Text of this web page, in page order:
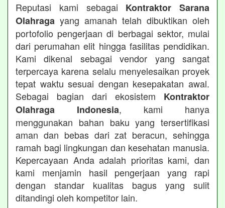
Reputasi kami sebagai Kontraktor Sarana
Olahraga yang amanah telah dibuktikan oleh
portofolio pengerjaan di berbagai sektor, mulai
dari perumahan elit hingga fasilitas pendidikan.
Kami dikenal sebagai vendor yang sangat
terpercaya karena selalu menyelesaikan proyek
tepat waktu sesuai dengan kesepakatan awal.
Sebagai bagian dari ekosistem Kontraktor
Olahraga Indonesia, kami hanya
menggunakan bahan baku yang tersertifikasi
aman dan bebas dari zat beracun, sehingga
ramah bagi lingkungan dan kesehatan manusia.
Kepercayaan Anda adalah prioritas kami, dan
kami menjamin hasil pengerjaan yang rapi
dengan standar kualitas bagus yang sulit
ditandingi oleh kompetitor lain.